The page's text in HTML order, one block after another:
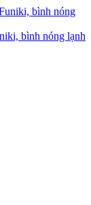
bình nóng lạnh